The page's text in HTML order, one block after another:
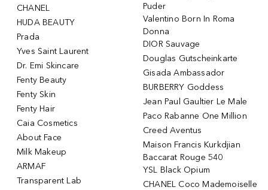
CHANEL
HUDA BEAUTY
Prada
Yves Saint Laurent
Dr. Emi Skincare
Fenty Beauty
Fenty Skin
Fenty Hair
Caia Cosmetics
About Face
Milk Makeup
ARMAF
Transparent Lab
Puder
Valentino Born In Roma
Donna
DIOR Sauvage
Douglas Gutscheinkarte
Gisada Ambassador
BURBERRY Goddess
Jean Paul Gaultier Le Male
Paco Rabanne One Million
Creed Aventus
Maison Francis Kurkdjian
Baccarat Rouge 540
YSL Black Opium
CHANEL Coco Mademoiselle